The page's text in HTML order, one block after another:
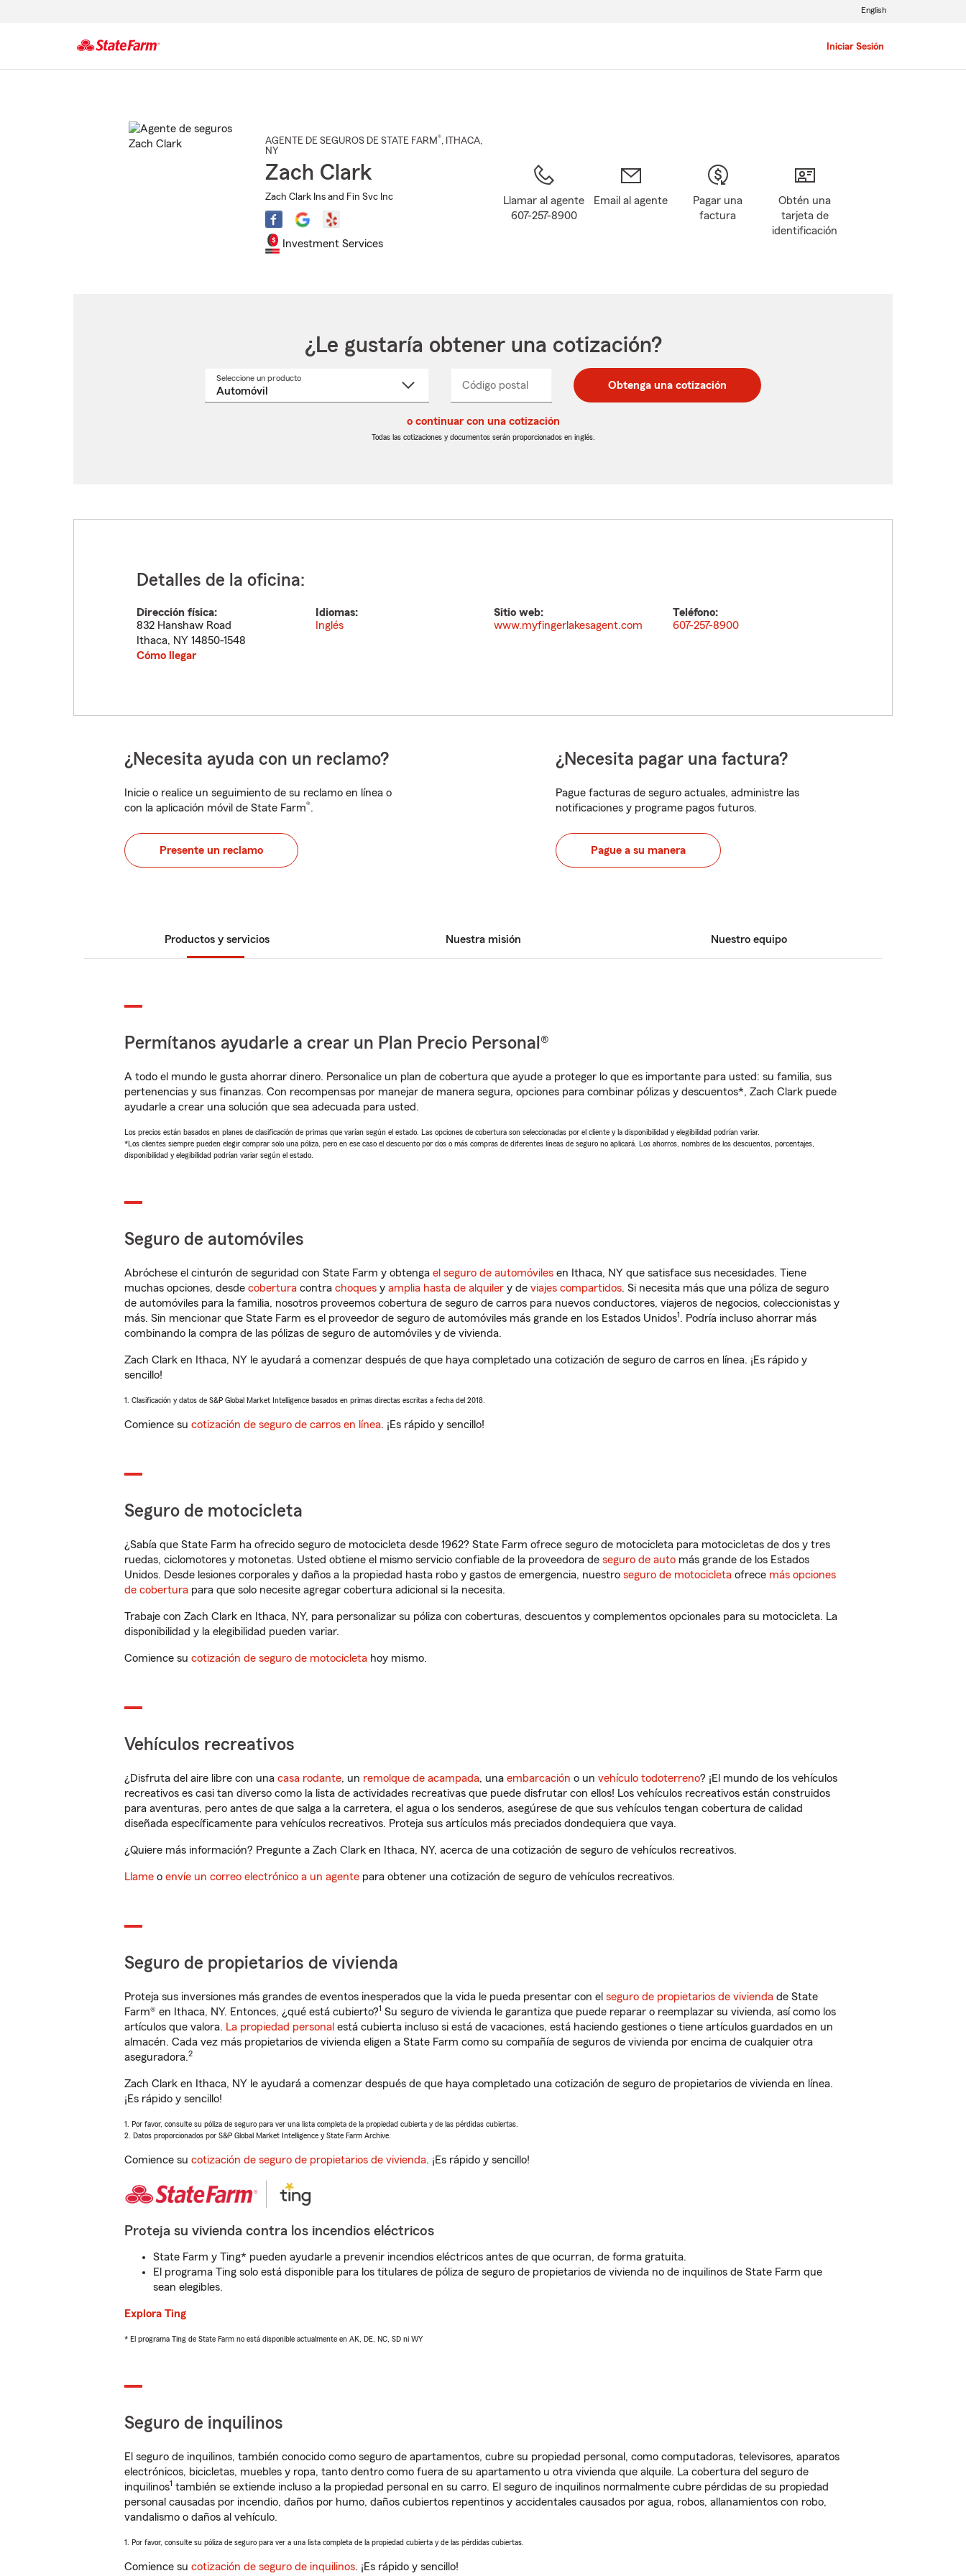
Iniciar Sesión
English
AGENTE DE SEGUROS DE STATE FARM®, ITHACA,
NY
Zach Clark
Zach Clark Ins and Fin Svc Inc
Investment Services
Llamar al agente
607-257-8900
Email al agente
Pagar una
factura
Obtén una
tarjeta de
identificación
¿Le gustaría obtener una cotización?
Seleccione un productoSeleccione
Código postal
postal
de
postal
de
_____ Obtenga una cotización
o continuar con una cotización
Todas las cotizaciones y documentos serán proporcionados en inglés.
Detalles de la oficina:
Dirección física:
832 Hanshaw Road
Ithaca, NY 14850-1548
Cómo llegar
Idiomas:
Inglés
Sitio web:
www.myfingerlakesagent.com
Teléfono:
607-257-8900
¿Necesita ayuda con un reclamo?
Inicie o realice un seguimiento de su reclamo en línea o
con la aplicación móvil de State Farm®.
Presente un reclamo
¿Necesita pagar una factura?
Pague facturas de seguro actuales, administre las
notificaciones y programe pagos futuros.
Pague a su manera
Productos y servicios Nuestra misión Nuestro equipo
Permítanos ayudarle a crear un Plan Precio Personal®
A todo el mundo le gusta ahorrar dinero. Personalice un plan de cobertura que ayude a proteger lo que es importante para usted: su familia, sus
pertenencias y sus finanzas. Con recompensas por manejar de manera segura, opciones para combinar pólizas y descuentos*, Zach Clark puede
ayudarle a crear una solución que sea adecuada para usted.
Los precios están basados en planes de clasificación de primas que varían según el estado. Las opciones de cobertura son seleccionadas por el cliente y la disponibilidad y elegibilidad podrían variar.
*Los clientes siempre pueden elegir comprar solo una póliza, pero en ese caso el descuento por dos o más compras de diferentes líneas de seguro no aplicará. Los ahorros, nombres de los descuentos, porcentajes,
disponibilidad y elegibilidad podrían variar según el estado.
Seguro de automóviles
Abróchese el cinturón de seguridad con State Farm y obtenga el seguro de automóviles en Ithaca, NY que satisface sus necesidades. Tiene
muchas opciones, desde cobertura contra choques y amplia hasta de alquiler y de viajes compartidos. Si necesita más que una póliza de seguro
de automóviles para la familia, nosotros proveemos cobertura de seguro de carros para nuevos conductores, viajeros de negocios, coleccionistas y
más. Sin mencionar que State Farm es el proveedor de seguro de automóviles más grande en los Estados Unidos1. Podría incluso ahorrar más
combinando la compra de las pólizas de seguro de automóviles y de vivienda.
Zach Clark en Ithaca, NY le ayudará a comenzar después de que haya completado una cotización de seguro de carros en línea. ¡Es rápido y
sencillo!
1. Clasificación y datos de S&P Global Market Intelligence basados en primas directas escritas a fecha del 2018.
Comience su cotización de seguro de carros en línea. ¡Es rápido y sencillo!
Seguro de motocicleta
¿Sabía que State Farm ha ofrecido seguro de motocicleta desde 1962? State Farm ofrece seguro de motocicleta para motocicletas de dos y tres
ruedas, ciclomotores y motonetas. Usted obtiene el mismo servicio confiable de la proveedora de seguro de auto más grande de los Estados
Unidos. Desde lesiones corporales y daños a la propiedad hasta robo y gastos de emergencia, nuestro seguro de motocicleta ofrece más opciones
de cobertura para que solo necesite agregar cobertura adicional si la necesita.
Trabaje con Zach Clark en Ithaca, NY, para personalizar su póliza con coberturas, descuentos y complementos opcionales para su motocicleta. La
disponibilidad y la elegibilidad pueden variar.
Comience su cotización de seguro de motocicleta hoy mismo.
Vehículos recreativos
¿Disfruta del aire libre con una casa rodante, un remolque de acampada, una embarcación o un vehículo todoterreno? ¡El mundo de los vehículos
recreativos es casi tan diverso como la lista de actividades recreativas que puede disfrutar con ellos! Los vehículos recreativos están construidos
para aventuras, pero antes de que salga a la carretera, el agua o los senderos, asegúrese de que sus vehículos tengan cobertura de calidad
diseñada específicamente para vehículos recreativos. Proteja sus artículos más preciados dondequiera que vaya.
¿Quiere más información? Pregunte a Zach Clark en Ithaca, NY, acerca de una cotización de seguro de vehículos recreativos.
Llame o envíe un correo electrónico a un agente para obtener una cotización de seguro de vehículos recreativos.
Seguro de propietarios de vivienda
Proteja sus inversiones más grandes de eventos inesperados que la vida le pueda presentar con el seguro de propietarios de vivienda de State
Farm® en Ithaca, NY. Entonces, ¿qué está cubierto?1 Su seguro de vivienda le garantiza que puede reparar o reemplazar su vivienda, así como los
artículos que valora. La propiedad personal está cubierta incluso si está de vacaciones, está haciendo gestiones o tiene artículos guardados en un
almacén. Cada vez más propietarios de vivienda eligen a State Farm como su compañía de seguros de vivienda por encima de cualquier otra
aseguradora.2
Zach Clark en Ithaca, NY le ayudará a comenzar después de que haya completado una cotización de seguro de propietarios de vivienda en línea.
¡Es rápido y sencillo!
1. Por favor, consulte su póliza de seguro para ver una lista completa de la propiedad cubierta y de las pérdidas cubiertas.
2. Datos proporcionados por S&P Global Market Intelligence y State Farm Archive.
Comience su cotización de seguro de propietarios de vivienda. ¡Es rápido y sencillo!
Proteja su vivienda contra los incendios eléctricos
State Farm y Ting* pueden ayudarle a prevenir incendios eléctricos antes de que ocurran, de forma gratuita.
El programa Ting solo está disponible para los titulares de póliza de seguro de propietarios de vivienda no de inquilinos de State Farm que
sean elegibles.
Explora Ting
* El programa Ting de State Farm no está disponible actualmente en AK, DE, NC, SD ni WY
Seguro de inquilinos
El seguro de inquilinos, también conocido como seguro de apartamentos, cubre su propiedad personal, como computadoras, televisores, aparatos
electrónicos, bicicletas, muebles y ropa, tanto dentro como fuera de su apartamento u otra vivienda que alquile. La cobertura del seguro de
inquilinos1 también se extiende incluso a la propiedad personal en su carro. El seguro de inquilinos normalmente cubre pérdidas de su propiedad
personal causadas por incendio, daños por humo, daños cubiertos repentinos y accidentales causados por agua, robos, allanamientos con robo,
vandalismo o daños al vehículo.
1. Por favor, consulte su póliza de seguro para ver a una lista completa de la propiedad cubierta y de las pérdidas cubiertas.
Comience su cotización de seguro de inquilinos. ¡Es rápido y sencillo!